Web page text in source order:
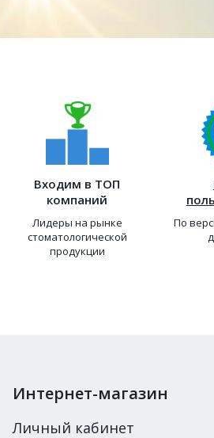
Входим в ТОП
компаний
Лидеры на рынке
стоматологической
продукции
По
Интернет-магазин
Личный кабинет